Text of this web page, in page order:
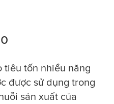
tiêu tốn nhiều năng
được sử dụng trong
sản xuất của